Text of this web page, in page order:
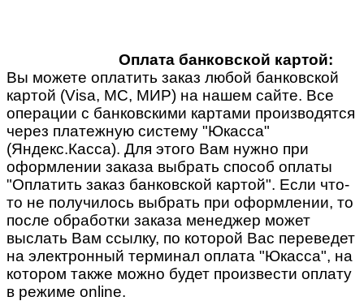
Оплата банковской картой:
Вы можете оплатить заказ любой банковской
картой (Visa, MC, МИР) на нашем сайте. Все
операции с банковскими картами производятся
через платежную систему "Юкасса"
(Яндекс.Касса). Для этого Вам нужно при
оформлении заказа выбрать способ оплаты
"Оплатить заказ банковской картой". Если что-
то не получилось выбрать при оформлении, то
после обработки заказа менеджер может
выслать Вам ссылку, по которой Вас переведет
на электронный терминал оплата "Юкасса", на
котором также можно будет произвести оплату
в режиме online.